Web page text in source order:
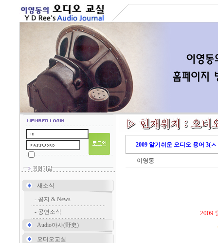
새소식
- 공지 & News
- 공연소식
Audio야사(野史)
오디오교실
2009 알기쉬운 오디오 용어 3(ㅅ
이영동
2009